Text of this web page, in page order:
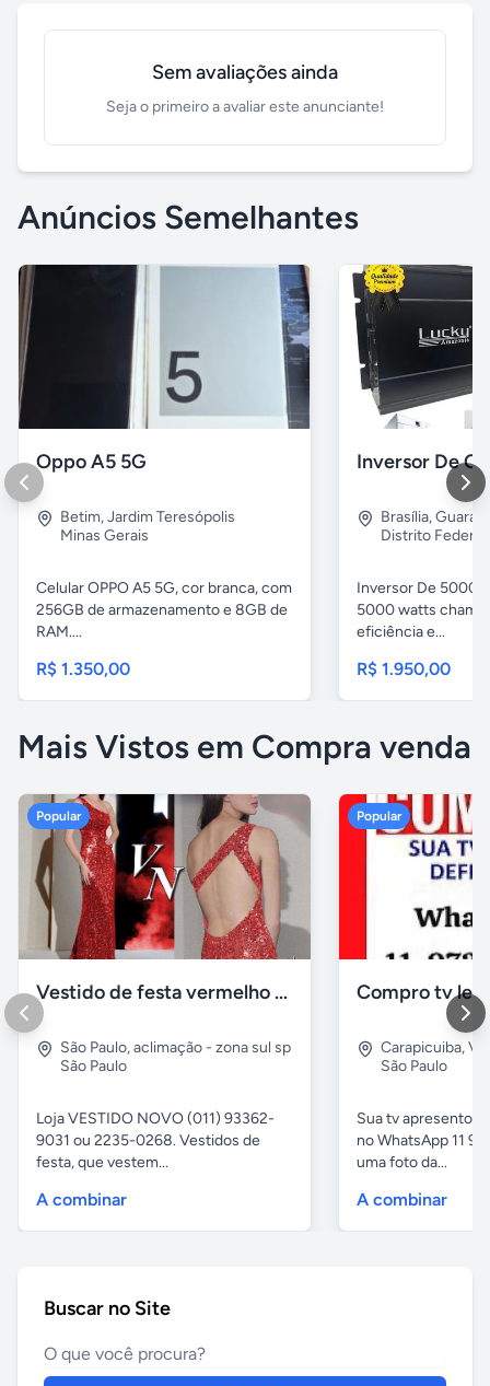
Sem avaliações ainda
Seja o primeiro a avaliar este anunciante!
Anúncios Semelhantes
Oppo A5 5G
Betim,Jardim Teresópolis
Minas Gerais
Celular OPPO A5 5G, cor branca, com
256GB de armazenamento e 8GB de
RAM....
R$ 1.350,00
Brasília,Guara 2
Distrito Federal
Inversor De
5000 watts chama
eficiência e...
R$ 1.950,00
Mais Vistos em Compra venda
Popular
Vestido de festa vermelho com brilho e pedraria
São Paulo,aclimação - zona sul sp
São Paulo
Loja VESTIDO NOVO (011) 93362-
9031 ou 2235-0268. Vestidos de
festa, que vestem...
A combinar
Popular
Compro tv
Carapicuiba,
São Paulo
Sua tv apresentou
no WhatsApp 11
uma foto da...
A combinar
Buscar no Site